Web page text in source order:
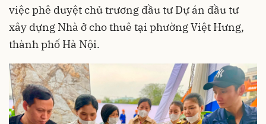
việc phê duyệt chủ trương đầu tư Dự án đầu tư
xây dựng Nhà ở cho thuê tại phường Việt Hưng,
thành phố Hà Nội.